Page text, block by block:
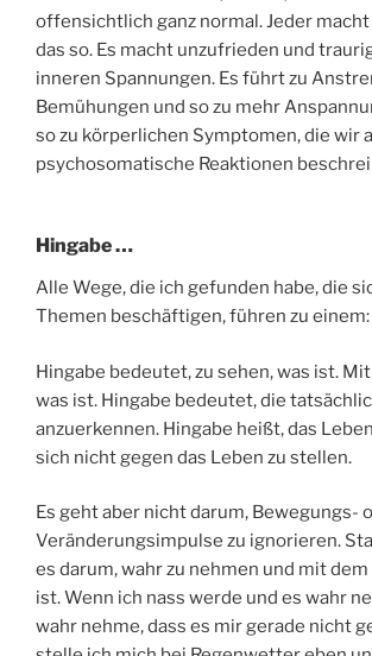
offensichtlich ganz normal. Jeder
das so. Es macht unzufrieden und
inneren Spannungen. Es führt zu
Bemühungen und so zu mehr
so zu körperlichen Symptomen, die wir
psychosomatische Reaktionen
Hingabe …
Alle Wege, die ich gefunden habe, die
Themen beschäftigen, führen zu einem:
Hingabe bedeutet, zu sehen, was ist.
was ist. Hingabe bedeutet, die
anzuerkennen. Hingabe heißt, das
sich nicht gegen das Leben zu stellen.
Es geht aber nicht darum, Bewegungs-
Veränderungsimpulse zu ignorieren.
es darum, wahr zu nehmen und mit dem
ist. Wenn ich nass werde und es wahr
wahr nehme, dass es mir gerade nicht